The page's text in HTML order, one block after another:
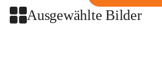
Ausgewählte Bilder